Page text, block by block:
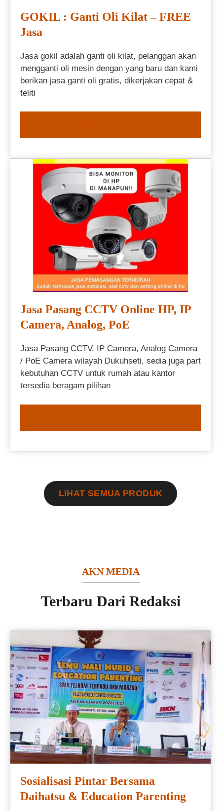
GOKIL : Ganti Oli Kilat – FREE
Jasa
Jasa gokil adalah ganti oli kilat, pelanggan akan
mengganti oli mesin dengan yang baru dan kami
berikan jasa ganti oli gratis, dikerjakan cepat &
teliti
Jasa Pasang CCTV Online HP, IP
Camera, Analog, PoE
Jasa Pasang CCTV, IP Camera, Analog Camera
/ PoE Camera wilayah Dukuhseti, sedia juga part
kebutuhan CCTV untuk rumah atau kantor
tersedia beragam pilihan
LIHAT SEMUA PRODUK
AKN MEDIA
Terbaru Dari Redaksi
Sosialisasi Pintar Bersama
Daihatsu & Education Parenting